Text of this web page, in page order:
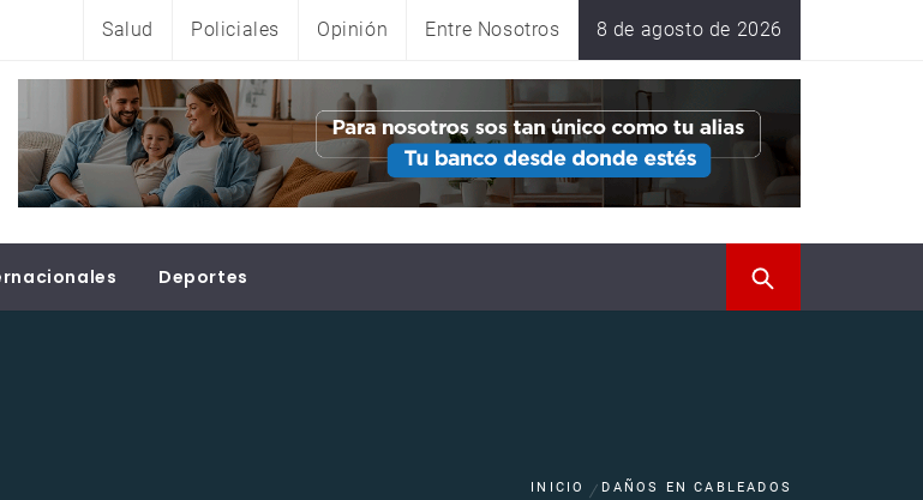
Salud Policiales Opinión Entre Nosotros 8 de agosto de 2026
Deportes
INICIO DAÑOS EN CABLEADOS